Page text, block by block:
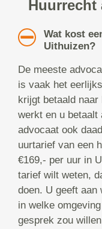
Wat kost
Uithuizen?
De meeste
is vaak het
krijgt betaald
werkt en u betaalt
advocaat ook
uurtarief van een
€169,- per uur in
tarief wilt weten,
doen. U geeft aan
in welke
gesprek zou